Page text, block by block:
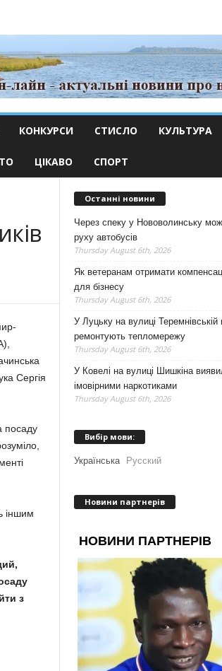
КОНКУРСИ СТИСЛО КУЛЬТУРА
ЦІКАВО СПОРТ
Сергія
посаду
іншим
з
Останні новини
Через спеку у Нововолинську
руху автобусів
Thursday August 6th, 2026
Як ветеранам отримати
для бізнесу
Thursday August 6th, 2026
У Луцьку на вулиці Теремнівській
ремонтують тепломережу
Thursday August 6th, 2026
У Ковелі на вулиці Шишкіна
імовірними наркотиками
Thursday August 6th, 2026
Вибір мови:
Українська Русский
Новини партнерів